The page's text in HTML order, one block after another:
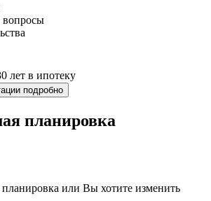
вопросы
лет в ипотеку
подробно
планировка
планировка или Вы хотите изменить